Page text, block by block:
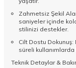
Zahmetsiz Şekil
saniyeler içinde
stilinizi destekler.
Cilt Dostu
süreli kullanımlarda
Teknik Detaylar &